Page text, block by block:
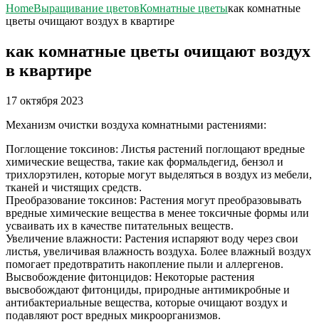
HomeВыращивание цветовКомнатные цветыкак комнатные
цветы очищают воздух в квартире
как комнатные цветы очищают воздух
в квартире
17 октября 2023
Механизм очистки воздуха комнатными растениями:
Поглощение токсинов: Листья растений поглощают вредные
химические вещества, такие как формальдегид, бензол и
трихлорэтилен, которые могут выделяться в воздух из мебели,
тканей и чистящих средств.
Преобразование токсинов: Растения могут преобразовывать
вредные химические вещества в менее токсичные формы или
усваивать их в качестве питательных веществ.
Увеличение влажности: Растения испаряют воду через свои
листья, увеличивая влажность воздуха. Более влажный воздух
помогает предотвратить накопление пыли и аллергенов.
Высвобождение фитонцидов: Некоторые растения
высвобождают фитонциды, природные антимикробные и
антибактериальные вещества, которые очищают воздух и
подавляют рост вредных микроорганизмов.